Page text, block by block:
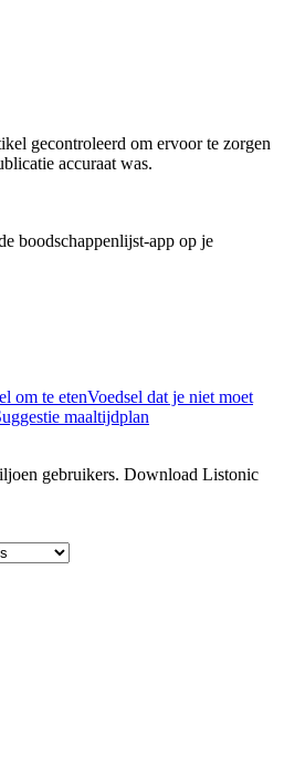
gecontroleerd om ervoor te zorgen
accuraat was.
boodschappenlijst-app op je
om te etenVoedsel dat je niet moet
maaltijdplan
gebruikers. Download Listonic